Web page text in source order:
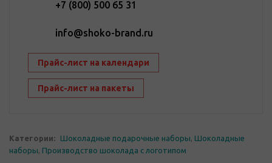
+7 (800) 500 65 31
info@shoko-brand.ru
Прайс-лист на календари
Прайс-лист на пакеты
Категории: Шоколадные подарочные наборы, Шоколадные
наборы, Производство шоколада с логотипом